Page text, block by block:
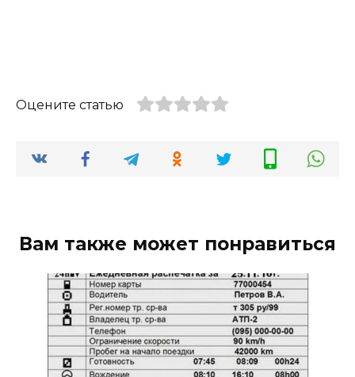
Оцените статью
Вам также может понравиться